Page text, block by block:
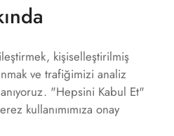
kişiselleştirilmiş
ve trafiğimizi analiz
"Hepsini Kabul Et"
kullanımımıza onay